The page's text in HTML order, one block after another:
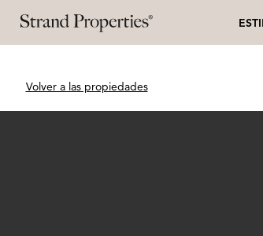
Volver a las propiedades